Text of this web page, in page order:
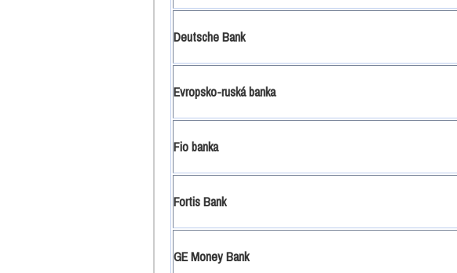
Deutsche Bank
Evropsko-ruská banka
Fio banka
Fortis Bank
GE Money Bank